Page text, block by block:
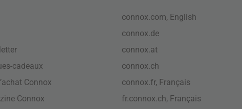
cadeaux
Connox
Connox
connox.com, English
connox.de
connox.at
connox.ch
connox.fr, Français
fr.connox.ch, Français